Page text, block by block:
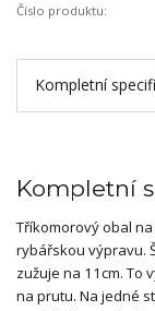
Číslo produktu:
Kompletní
Kompletní
Tříkomorový obal
rybářskou výpravu.
zužuje na 11cm. To
na prutu. Na jedné